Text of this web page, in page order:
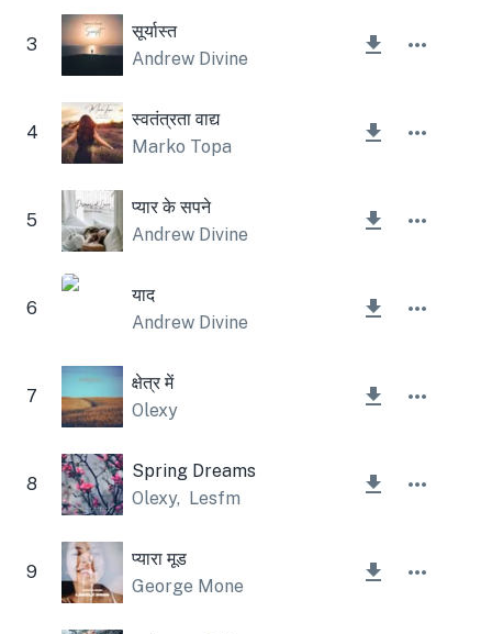
3
सूर्यास्त
Andrew Divine
4
स्वतंत्रता वाद्य
Marko Topa
5
प्यार के सपने
Andrew Divine
6
याद
Andrew Divine
7
क्षेत्र में
Olexy
8
Spring Dreams
Olexy, Lesfm
9
प्यारा मूड
George Mone